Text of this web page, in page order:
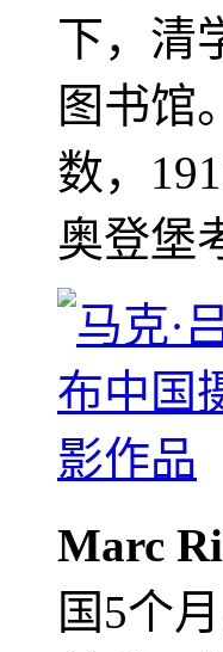
下，清
图书馆
数，
奥登堡
Marc
国5个